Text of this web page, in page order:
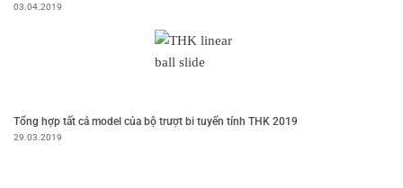
03.04.2019
Tổng hợp tất cả model của bộ trượt bi tuyến tính THK 2019
29.03.2019